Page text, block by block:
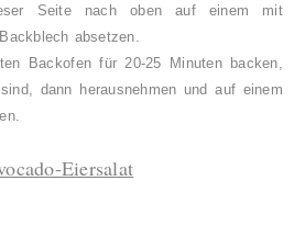
Seite nach oben auf einem mit
absetzen.
Backofen für 20-25 Minuten backen,
dann herausnehmen und auf einem
Eiersalat